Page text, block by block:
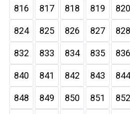
816 817 818 819 820
824 825 826 827 828
832 833 834 835 836
840 841 842 843 844
848 849 850 851 852